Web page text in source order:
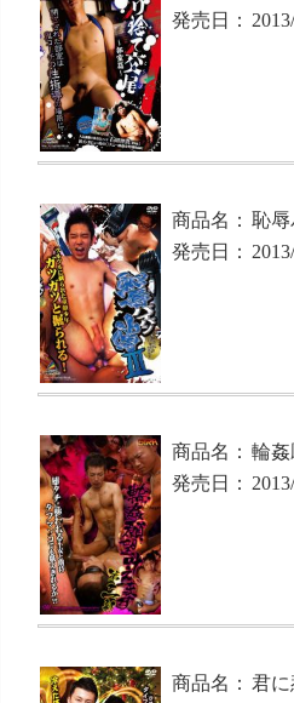
発売日：
商品名： 恥
発売日：
商品名： 輪
発売日：
商品名： 君に